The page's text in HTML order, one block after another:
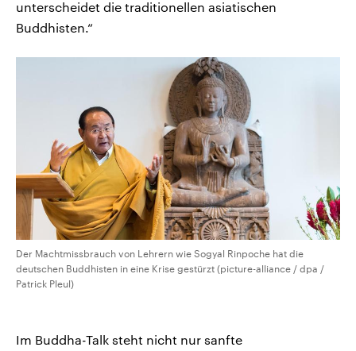
unterscheidet die traditionellen asiatischen
Buddhisten.“
Der Machtmissbrauch von Lehrern wie Sogyal Rinpoche hat die
deutschen Buddhisten in eine Krise gestürzt (picture-alliance / dpa /
Patrick Pleul)
Im Buddha-Talk steht nicht nur sanfte